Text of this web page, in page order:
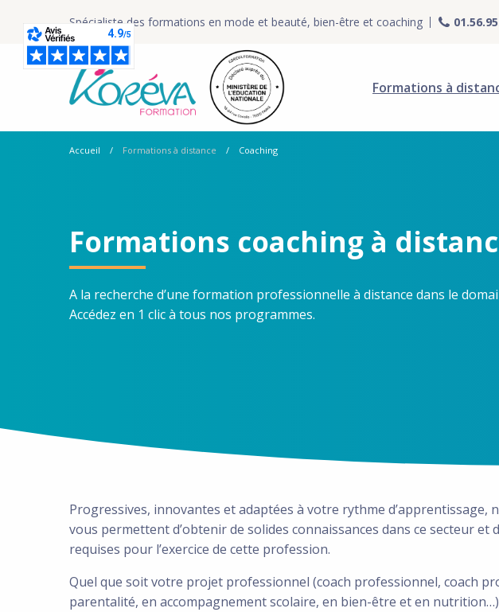
Spécialiste des formations en mode et beauté, bien-être et coaching
Formations à
Accueil Formations à distance Coaching
Formations coaching à
A la recherche d’une formation professionnelle à distance dans le
Accédez en 1 clic à tous nos programmes.
Progressives, innovantes et adaptées à votre rythme d’apprentissage,
vous permettent d’obtenir de solides connaissances dans ce secteur et
requises pour l’exercice de cette profession.
Quel que soit votre projet professionnel (coach professionnel, coach
parentalité, en accompagnement scolaire, en bien-être et en